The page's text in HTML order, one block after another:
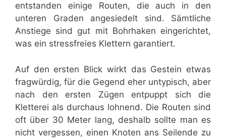
entstanden einige Routen, die auch in den
unteren Graden angesiedelt sind. Sämtliche
Anstiege sind gut mit Bohrhaken eingerichtet,
was ein stressfreies Klettern garantiert.
Auf den ersten Blick wirkt das Gestein etwas
fragwürdig, für die Gegend eher untypisch, aber
nach den ersten Zügen entpuppt sich die
Kletterei als durchaus lohnend. Die Routen sind
oft über 30 Meter lang, deshalb sollte man es
nicht vergessen, einen Knoten ans Seilende zu